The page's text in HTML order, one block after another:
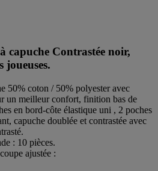
capuche Contrastée noir,
joueuses.
50% coton / 50% polyester avec
un meilleur confort, finition bas de
en bord-côte élastique uni , 2 poches
capuche doublée et contrastée avec
: 10 pièces.
ajustée :